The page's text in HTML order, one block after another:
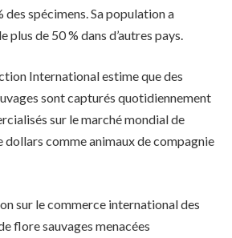
spécimens. Sa population a
plus de 50 % dans d’autres pays.
International estime que des
sont capturés quotidiennement
sur le marché mondial de
dollars comme animaux de compagnie
sur le commerce international des
flore sauvages menacées